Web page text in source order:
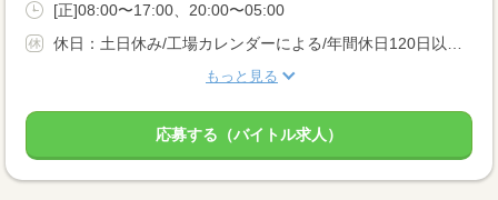
[正]08:00〜17:00、20:00〜05:00
休日：土日休み/工場カレンダーによる/年間休日120日以上 休暇：GW休暇・夏季休暇・年末年始休暇
もっと見る
応募する（バイトル求人）